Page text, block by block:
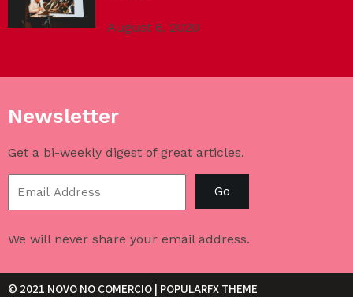
August 6, 2020
Newsletter
Get a bi-weekly digest of great articles.
Go
We will never share your email address.
© 2021 NOVO NO COMERCIO | POPULARFX THEME